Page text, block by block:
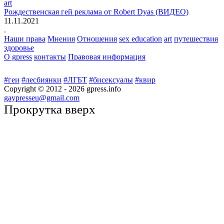
art
Рождественская гей реклама от Robert Dyas (ВИДЕО)
11.11.2021
.
Наши права Мнения Отношения sex education art путешествия
здоровье
О gpress контакты Правовая информация
#геи #лесбиянки #ЛГБТ #бисексуалы #квир
Copyright © 2012 - 2026 gpress.info
gaypresseu@gmail.com
Прокрутка вверх